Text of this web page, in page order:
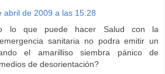
abril de 2009 a las 15:28
lo que puede hacer Salud con la
sanitaria no podra emitir un
el amarilliso siembra pánico de
de desorientación?